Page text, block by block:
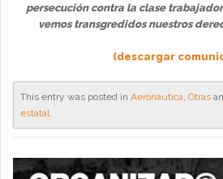
persecución contra la clase
vemos transgredidos nuestros
(descargar
This entry was posted in Aeronáutica, Otras
estatal.